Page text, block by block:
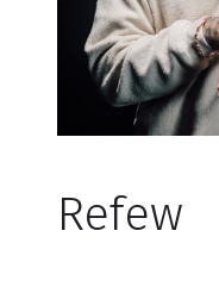
Refew